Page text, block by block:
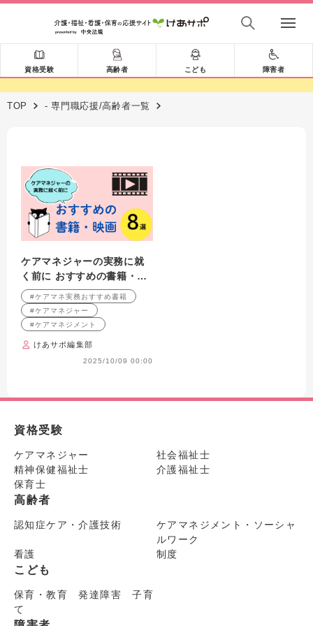
資格受験 高齢者 こども 障害者
TOP - 専門職応援/高齢者一覧
ケアマネジャーの実務に就
く前に おすすめの書籍・映
画 ８選
#ケアマネ実務おすすめ書籍
#ケアマネジャー
#ケアマネジメント
けあサポ編集部
2025/10/09 00:00
資格受験
ケアマネジャー
社会福祉士
精神保健福祉士
介護福祉士
保育士
高齢者
認知症ケア・介護技術
ケアマネジメント・ソーシャ
ルワーク
看護
制度
こども
保育・教育 発達障害 子育
て